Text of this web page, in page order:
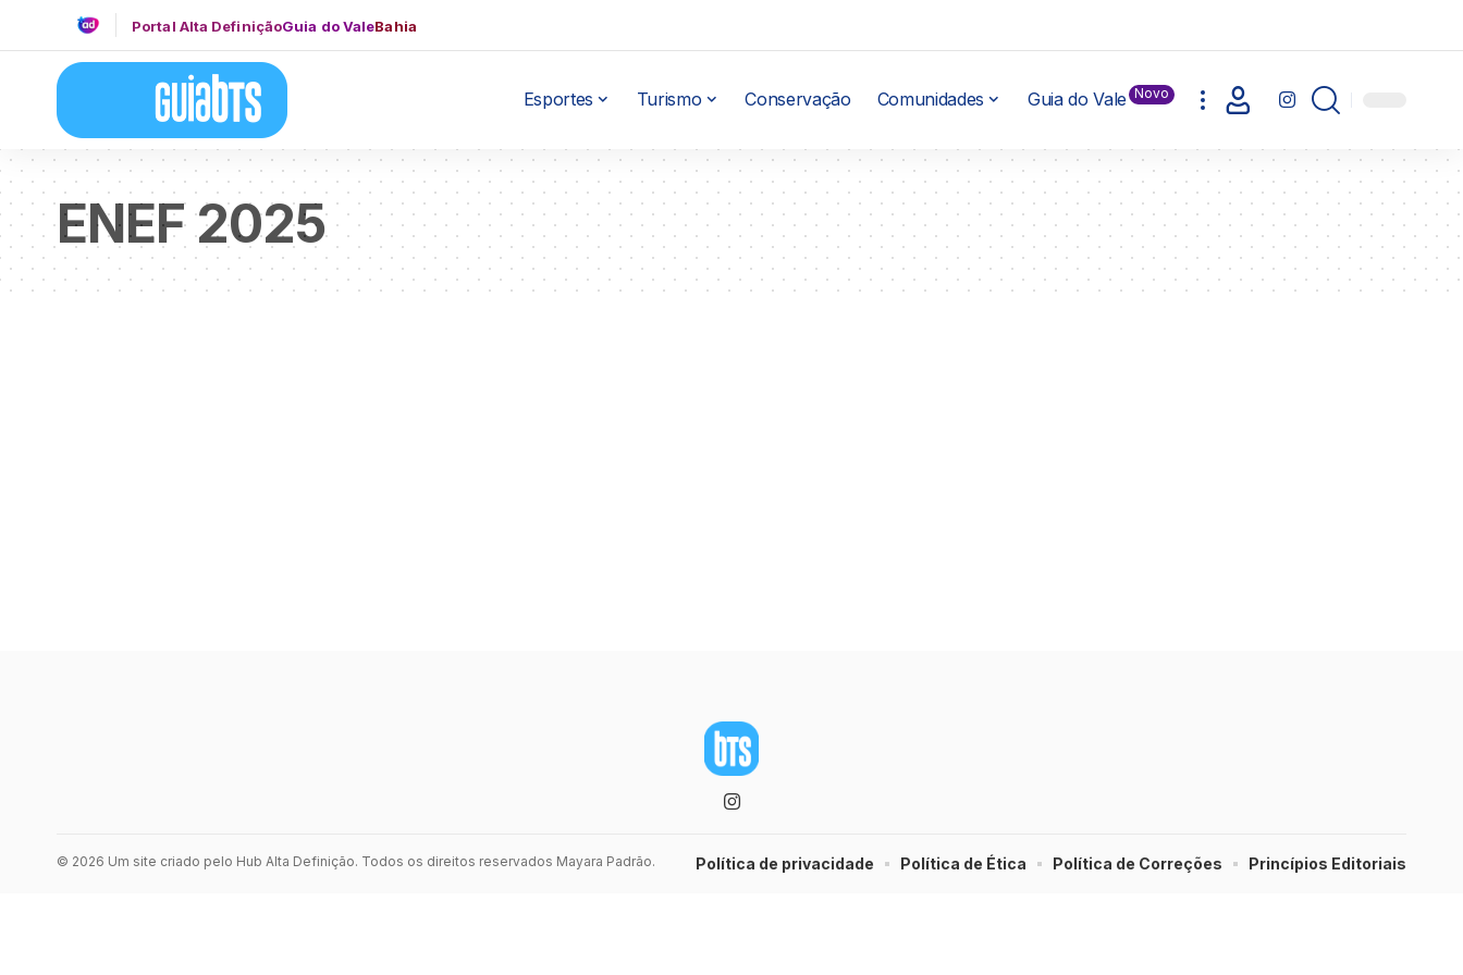
Portal Alta DefiniçãoGuia do ValeBahia
Esportes Turismo Conservação Comunidades Guia do Vale Novo
ENEF 2025
© 2026 Um site criado pelo Hub Alta Definição. Todos os direitos reservados Mayara Padrão. Política de privacidade Política de Ética Política de Correções Princípios Editoriais